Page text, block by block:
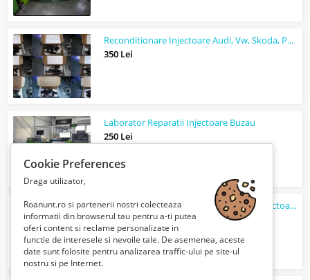
Reconditionare Injectoare Audi, Vw, Skoda, Passat
350 Lei
Laborator Reparatii Injectoare Buzau
250 Lei
Reparatii Injectoare / Reconditionare Injectoare
250 Lei
Cookie Preferences
Draga utilizator,
Roanunt.ro si partenerii nostri colecteaza
informatii din browserul tau pentru a-ti putea
oferi content si reclame personalizate in
functie de interesele si nevoile tale. De asemenea, aceste
date sunt folosite pentru analizarea traffic-ului pe site-ul
nostru si pe Internet.